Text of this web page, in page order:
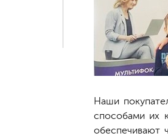
Наши
способами их
обеспечивают